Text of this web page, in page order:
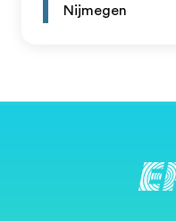
Nijmegen